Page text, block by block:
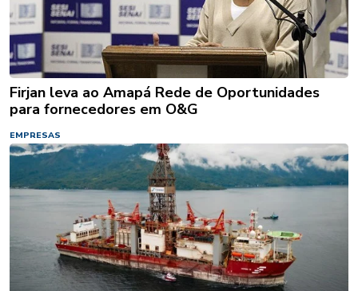
Firjan leva ao Amapá Rede de Oportunidades
para fornecedores em O&G
EMPRESAS